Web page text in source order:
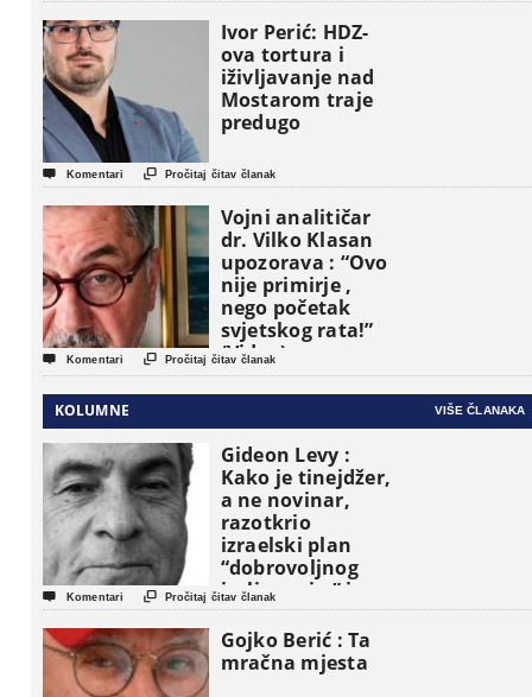
osnovne
političke jedinice
Ivor Perić: HDZ-
ova tortura i
iživljavanje nad
Mostarom traje
predugo
 Komentari  Pročitaj čitav članak
Vojni analitičar
dr. Vilko Klasan
upozorava : “Ovo
nije primirje ,
nego početak
svjetskog rata!”
(Video)
 Komentari  Pročitaj čitav članak
KOLUMNE VIŠE ČLANAKA
Gideon Levy :
Kako je tinejdžer,
a ne novinar,
razotkrio
izraelski plan
“dobrovoljnog
iseljavanja ” iz
Gaze
 Komentari  Pročitaj čitav članak
Gojko Berić : Ta
mračna mjesta